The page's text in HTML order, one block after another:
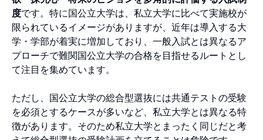
度です。特に国公立大学は、私立大学に比べて実施校が
限られているイメージがありますが、近年は導入する大
学・学部が着実に増加しており、一般入試とは異なるア
プローチで難関国公立大学の合格を目指せるルートとし
て注目を集めています。
ただし、国公立大学の総合型選抜には共通テストの受験
を必須とするケースが多いなど、私立大学とは異なる特
徴があります。そのため私立大学とまったく同じだと考